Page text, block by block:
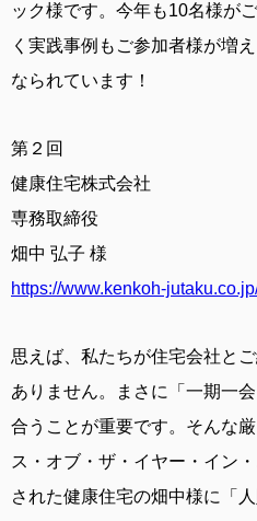
ック様です。今年も10名様が
く実践事例もご参加者様が増
なられています！
第２回
健康住宅株式会社
専務取締役
畑中 弘子 様
https://www.kenkoh-
思えば、私たちが住宅会社と
ありません。まさに「一期一
合うことが重要です。そんな
ス・オブ・ザ・イヤー・イン
された健康住宅の畑中様に「